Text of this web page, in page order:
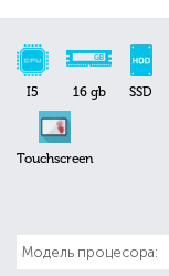
I5 16 gb SSD
Touchscreen
Модель процесора: